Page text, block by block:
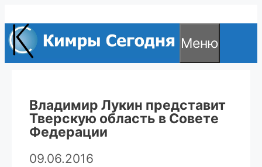
к
содержимому
Меню
Владимир Лукин представит
Тверскую область в Совете
Федерации
09.06.2016